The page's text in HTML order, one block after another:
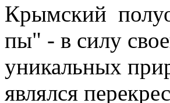
Крымский
пы" - в силу
уникаль­ных
являлся